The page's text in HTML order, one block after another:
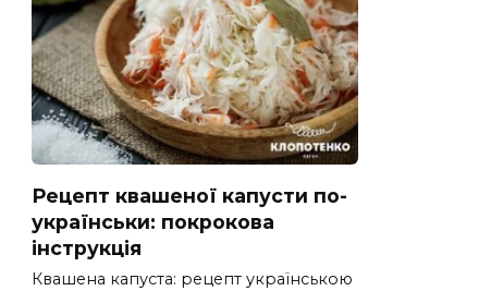
Рецепт квашеної капусти по-
українськи: покрокова
інструкція
Квашена капуста: рецепт українською